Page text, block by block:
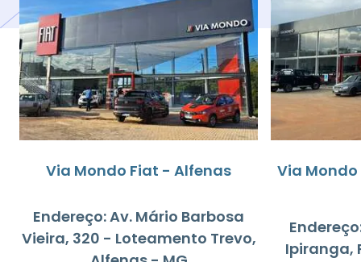
Via Mondo Fiat - Alfenas
Endereço: Av. Mário Barbosa
Vieira, 320 - Loteamento Trevo,
Via
Ipiranga,